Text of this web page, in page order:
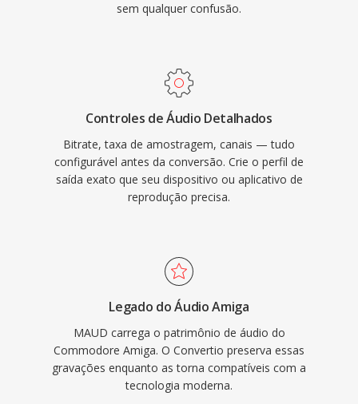
sem qualquer confusão.
Controles de Áudio Detalhados
Bitrate, taxa de amostragem, canais — tudo
configurável antes da conversão. Crie o perfil de
saída exato que seu dispositivo ou aplicativo de
reprodução precisa.
Legado do Áudio Amiga
MAUD carrega o patrimônio de áudio do
Commodore Amiga. O Convertio preserva essas
gravações enquanto as torna compatíveis com a
tecnologia moderna.